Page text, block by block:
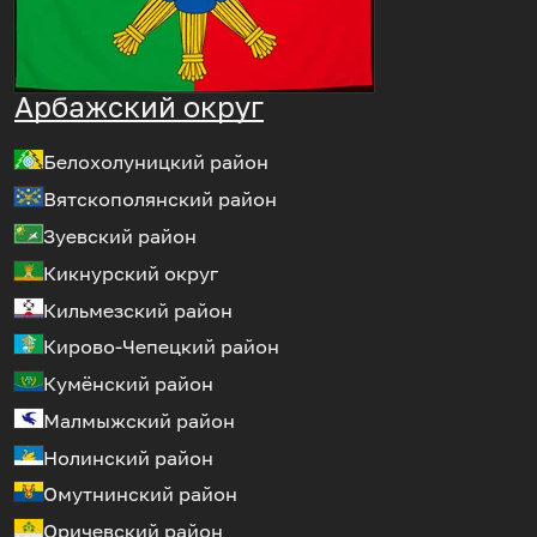
Арбажский округ
Белохолуницкий район
Вятскополянский район
Зуевский район
Кикнурский округ
Кильмезский район
Кирово-Чепецкий район
Кумёнский район
Малмыжский район
Нолинский район
Омутнинский район
Оричевский район